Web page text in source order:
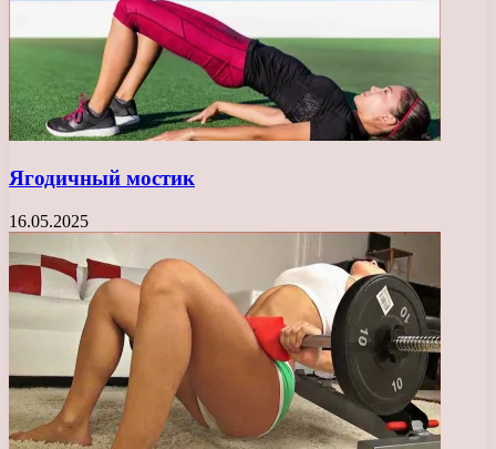
Ягодичный мостик
16.05.2025